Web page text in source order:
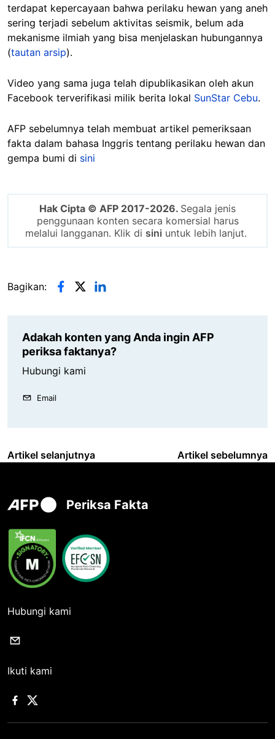
terdapat kepercayaan bahwa perilaku hewan yang aneh
sering terjadi sebelum aktivitas seismik, belum ada
mekanisme ilmiah yang bisa menjelaskan hubungannya
(tautan arsip).
Video yang sama juga telah dipublikasikan oleh akun
Facebook terverifikasi milik berita lokal SunStar Cebu.
AFP sebelumnya telah membuat artikel pemeriksaan
fakta dalam bahasa Inggris tentang perilaku hewan dan
gempa bumi di sini
Hak Cipta © AFP 2017-2026. Segala jenis
penggunaan konten secara komersial harus
melalui langganan. Klik di sini untuk lebih lanjut.
Bagikan:
Adakah konten yang Anda ingin AFP
periksa faktanya?
Hubungi kami
Email
Artikel selanjutnya Artikel sebelumnya
Periksa Fakta
Hubungi kami
Ikuti kami